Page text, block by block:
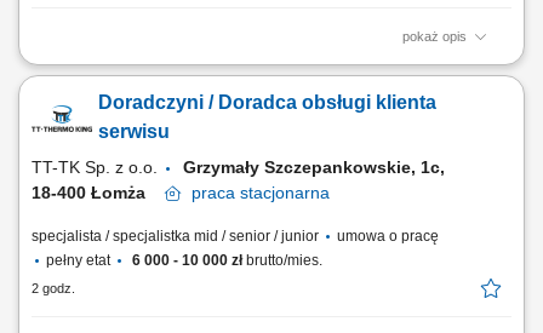
pokaż opis
Twoje zadania: Obsługa klientów serwisu: osobiście, mailowo,
zgłoszenia od klienta, przez przekazanie do serwisu, aż po zamknięcie
zlecenia; Prowadzenie grafiku prac warsztatowych; Wystawianie faktur,
Doradczyni / Doradca obsługi klienta
serwisu
TT-TK Sp. z o.o.
Grzymały Szczepankowskie, 1c,
18-400 Łomża
praca stacjonarna
specjalista / specjalistka mid / senior / junior
umowa o pracę
pełny etat
6 000 - 10 000 złbrutto/mies.
2 godz.